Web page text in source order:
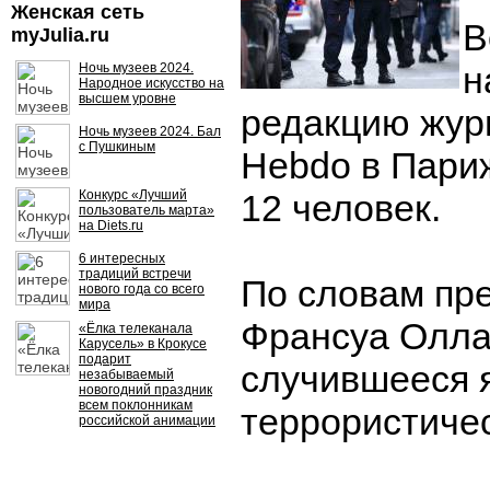
Женская сеть
myJulia.ru
Ночь музеев 2024.
Народное искусство на
высшем уровне
Ночь музеев 2024. Бал
с Пушкиным
Конкурс «Лучший
пользователь марта»
на Diets.ru
6 интересных
традиций встречи
нового года со всего
мира
«Ёлка телеканала
Карусель» в Крокусе
подарит
незабываемый
новогодний праздник
всем поклонникам
российской анимации
редакцию
Hebdo в
12 человек.
По словам
Франсуа
случившееся